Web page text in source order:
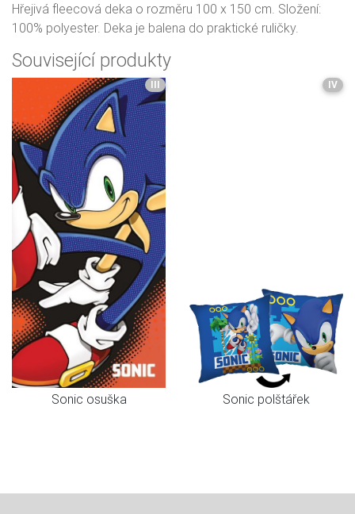
Hřejivá fleecová deka o rozměru 100 x 150 cm. Složení:
100% polyester. Deka je balena do praktické ruličky.
Související produkty
III
Sonic osuška
IV
Sonic polštářek